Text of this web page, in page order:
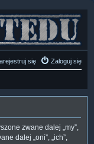
Zaloguj się
się
zwane dalej „my”,
dalej „oni”, „ich”,